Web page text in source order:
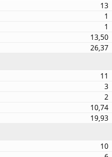
13
1
1
13,50
26,37
11
3
2
10,74
19,93
10